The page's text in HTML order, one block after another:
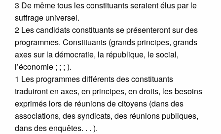
3 De même tous les constituants seraient élus par le
suffrage universel.
2 Les candidats constituants se présenteront sur des
programmes. Constituants (grands principes, grands
axes sur la démocratie, la république, le social,
l’économie ; ; ; ).
1 Les programmes différents des constituants
traduiront en axes, en principes, en droits, les besoins
exprimés lors de réunions de citoyens (dans des
associations, des syndicats, des réunions publiques,
dans des enquêtes. . . ).